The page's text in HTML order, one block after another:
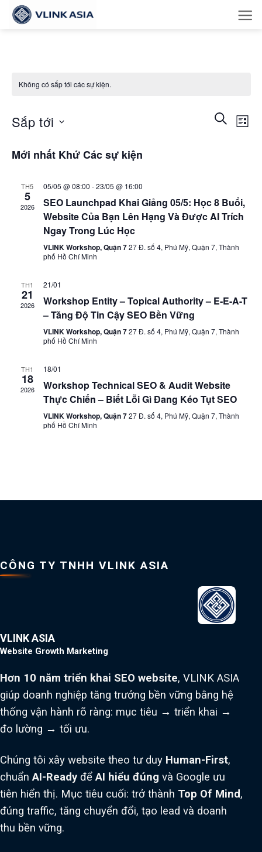
qua
Không có sắp tới các sự kiện.
Các
và
Xem
TÌM
Sự
DANH
Sắp tới
ngày.
Mới nhất Khứ Các sự kiện
TH5
5
2026
05/05 @ 08:00 -23/05 @ 16:00
SEO Launchpad Khai Giảng 05/5: Học 8 Buổi,
Website Của Bạn Lên Hạng Và Được AI Trích
Ngay Trong Lúc Học
VLINK Workshop, Quận 727 Đ. số 4, Phú Mỹ, Quận 7, Thành
phố Hồ Chí Minh
TH1
21
2026
21/01
Workshop Entity – Topical Authority – E-E-A-T
– Tăng Độ Tin Cậy SEO Bền Vững
VLINK Workshop, Quận 727 Đ. số 4, Phú Mỹ, Quận 7, Thành
phố Hồ Chí Minh
TH1
18
2026
18/01
Workshop Technical SEO & Audit Website
Thực Chiến – Biết Lỗi Gì Đang Kéo Tụt SEO
VLINK Workshop, Quận 727 Đ. số 4, Phú Mỹ, Quận 7, Thành
phố Hồ Chí Minh
CÔNG TY TNHH VLINK ASIA
VLINK ASIA
Website Growth Marketing
Hơn 10 năm triển khai SEO website, VLINK ASIA
giúp doanh nghiệp tăng trưởng bền vững bằng hệ
thống vận hành rõ ràng: mục tiêu → triển khai →
đo lường → tối ưu.
Chúng tôi xây website theo tư duy Human-First,
chuẩnAI-Ready đểAI hiểu đúng và Google ưu
tiên hiển thị. Mục tiêu cuối: trở thành Top Of Mind,
đúng traffic, tăng chuyển đổi, tạo lead và doanh
thu bền vững.